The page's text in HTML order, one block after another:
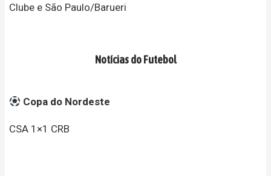
Clube e São Paulo/Barueri
Notícias do Futebol
Copa do Nordeste
CSA 1×1 CRB